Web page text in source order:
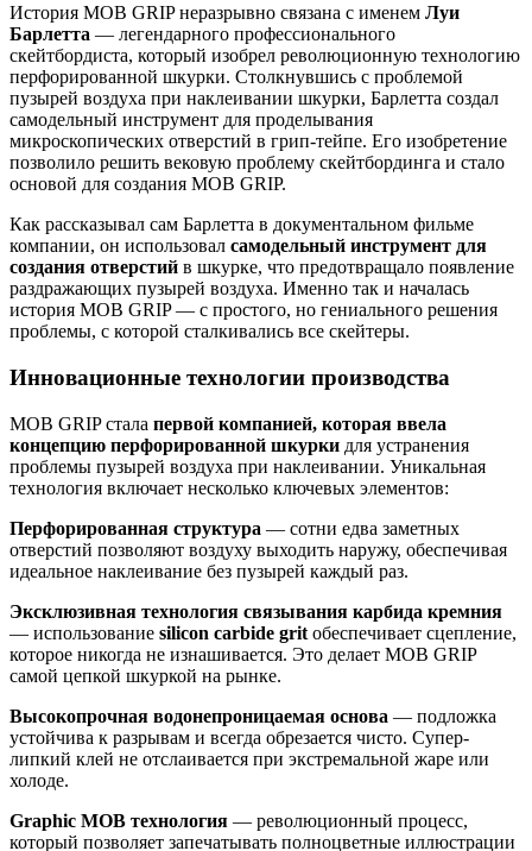
История MOB GRIP неразрывно связана с именем Луи
Барлетта — легендарного профессионального
скейтбордиста, который изобрел революционную технологию
перфорированной шкурки. Столкнувшись с проблемой
пузырей воздуха при наклеивании шкурки, Барлетта создал
самодельный инструмент для проделывания
микроскопических отверстий в грип-тейпе. Его изобретение
позволило решить вековую проблему скейтбординга и стало
основой для создания MOB GRIP.
Как рассказывал сам Барлетта в документальном фильме
компании, он использовал самодельный инструмент для
создания отверстий в шкурке, что предотвращало появление
раздражающих пузырей воздуха. Именно так и началась
история MOB GRIP — с простого, но гениального решения
проблемы, с которой сталкивались все скейтеры.
Инновационные технологии производства
MOB GRIP стала первой компанией, которая ввела
концепцию перфорированной шкурки для устранения
проблемы пузырей воздуха при наклеивании. Уникальная
технология включает несколько ключевых элементов:
Перфорированная структура — сотни едва заметных
отверстий позволяют воздуху выходить наружу, обеспечивая
идеальное наклеивание без пузырей каждый раз.
Эксклюзивная технология связывания карбида кремния
— использование silicon carbide grit обеспечивает сцепление,
которое никогда не изнашивается. Это делает MOB GRIP
самой цепкой шкуркой на рынке.
Высокопрочная водонепроницаемая основа — подложка
устойчива к разрывам и всегда обрезается чисто. Супер-
липкий клей не отслаивается при экстремальной жаре или
холоде.
Graphic MOB технология — революционный процесс,
который позволяет запечатывать полноцветные иллюстрации